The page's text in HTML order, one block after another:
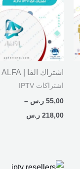
اشتراك الفا | ALFA
اشتراكات IPTV
55,00 ر.س –
218,00 ر.س
السعر:
من
خلال